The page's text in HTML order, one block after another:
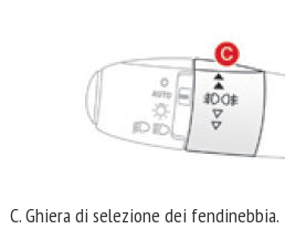
C. Ghiera di selezione dei fendinebbia.